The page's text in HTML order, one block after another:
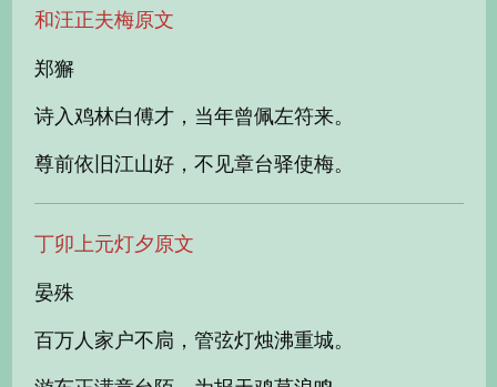
和汪正夫梅原文
郑獬
诗入鸡林白傅才，当年曾佩左符来。
尊前依旧江山好，不见章台驿使梅。
丁卯上元灯夕原文
晏殊
百万人家户不扃，管弦灯烛沸重城。